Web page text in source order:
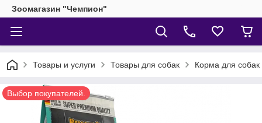
Зоомагазин "Чемпион"
Товары и услуги Товары для собак Корма для собак
Выбор покупателей.